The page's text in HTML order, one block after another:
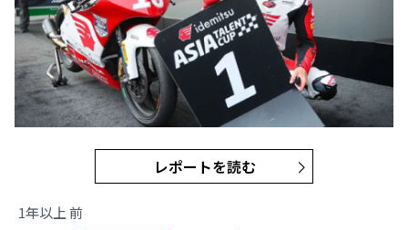
レポートを読む
1年以上 前